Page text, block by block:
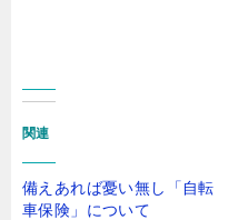
関連
備えあれば憂い無し「自転
車保険」について